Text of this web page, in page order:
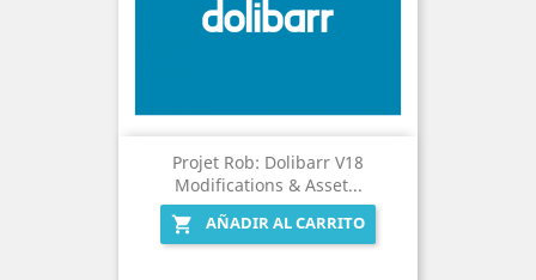
Projet Rob: Dolibarr V18
Modifications & Asset...

AÑADIR AL CARRITO